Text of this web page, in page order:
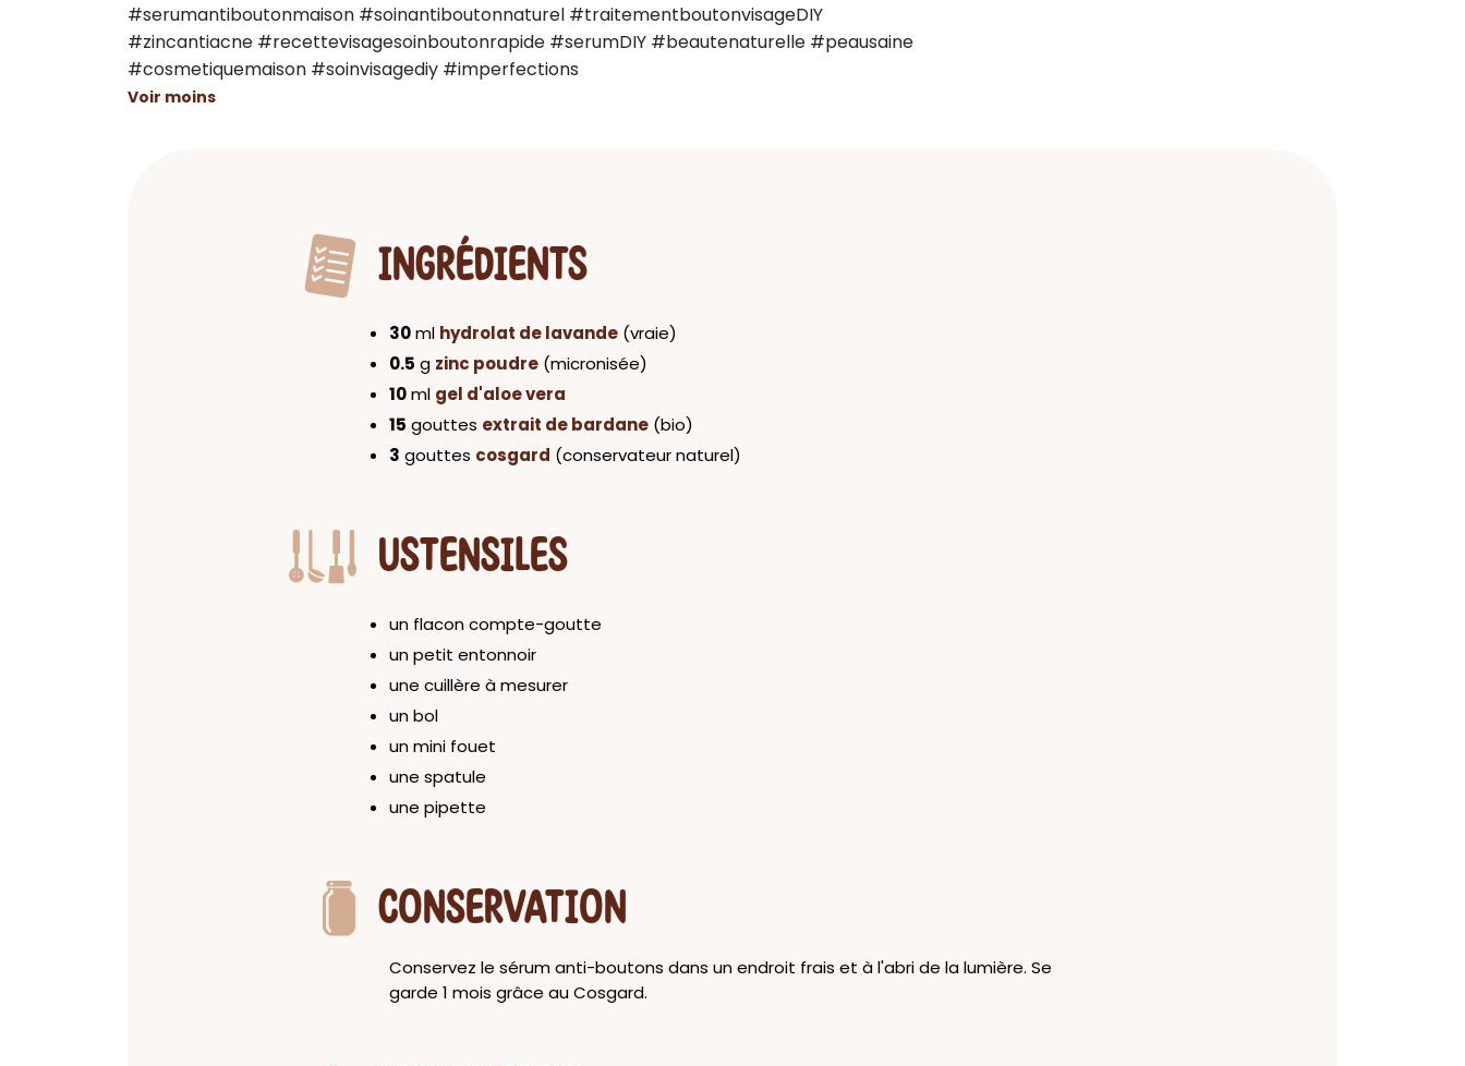
#serumantiboutonmaison #soinantiboutonnaturel #traitementboutonvisageDIY
#zincantiacne #recettevisagesoinboutonrapide #serumDIY #beautenaturelle #peausaine
#cosmetiquemaison #soinvisagediy #imperfections
Voir moins
INGRÉDIENTS
30ml hydrolat de lavande (vraie)
0.5 g zinc poudre (micronisée)
10ml gel d'aloe vera
15 gouttes extrait de bardane (bio)
3 gouttes cosgard (conservateur naturel)
USTENSILES
un flacon compte-goutte
un petit entonnoir
une cuillère à mesurer
un bol
un mini fouet
une spatule
une pipette
CONSERVATION
Conservez le sérum anti-boutons dans un endroit frais et à l'abri de la lumière. Se
garde 1 mois grâce au Cosgard.